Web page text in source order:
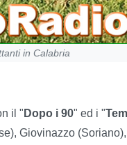
in Calabria
il " Dopo i 90" ed i "
Giovinazzo